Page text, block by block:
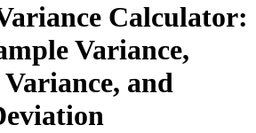
Calculator:
Variance,
and